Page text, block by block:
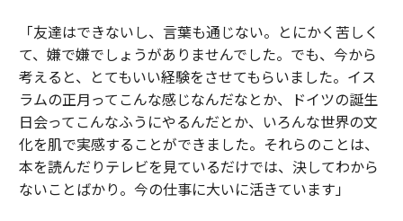
「友達はできないし、言葉も通じない。とにかく苦しく
て、嫌で嫌でしょうがありませんでした。でも、今から
考えると、とてもいい経験をさせてもらいました。イス
ラムの正月ってこんな感じなんだなとか、ドイツの誕生
日会ってこんなふうにやるんだとか、いろんな世界の文
化を肌で実感することができました。それらのことは、
本を読んだりテレビを見ているだけでは、決してわから
ないことばかり。今の仕事に大いに活きています」